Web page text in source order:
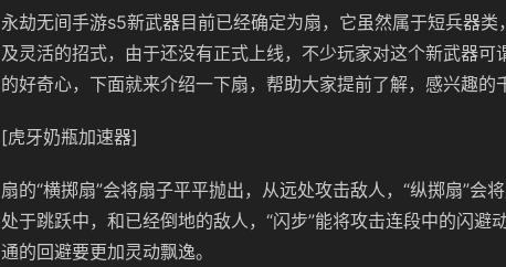
永劫无间手游s5新武器目前已经确定为扇，它虽然属于短兵器
及灵活的招式，由于还没有正式上线，不少玩家对这个新武器可
的好奇心，下面就来介绍一下扇，帮助大家提前了解，感兴趣的
[虎牙奶瓶加速器]
扇的“横掷扇”会将扇子平平抛出，从远处攻击敌人，“纵掷扇”会
处于跳跃中，和已经倒地的敌人，“闪步”能将攻击连段中的闪避
通的回避要更加灵动飘逸。